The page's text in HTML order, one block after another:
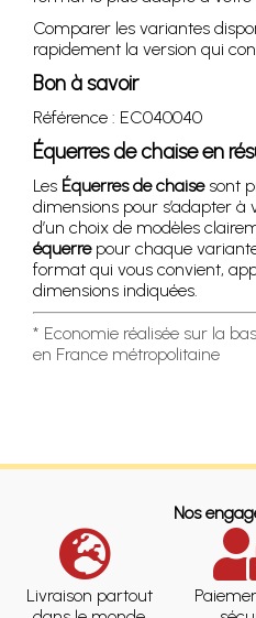
Comparer les variantes
rapidement la version qui
Bon à savoir
Référence : EC040040
Équerres de chaise en
Les Équerres de chaisesont
dimensions pour s’adapter à
d’un choix de modèles
équerrepour chaque
format qui vous convient,
dimensions indiquées.
* Economie réalisée sur la
en France métropolitaine
Nos
Livraison partout